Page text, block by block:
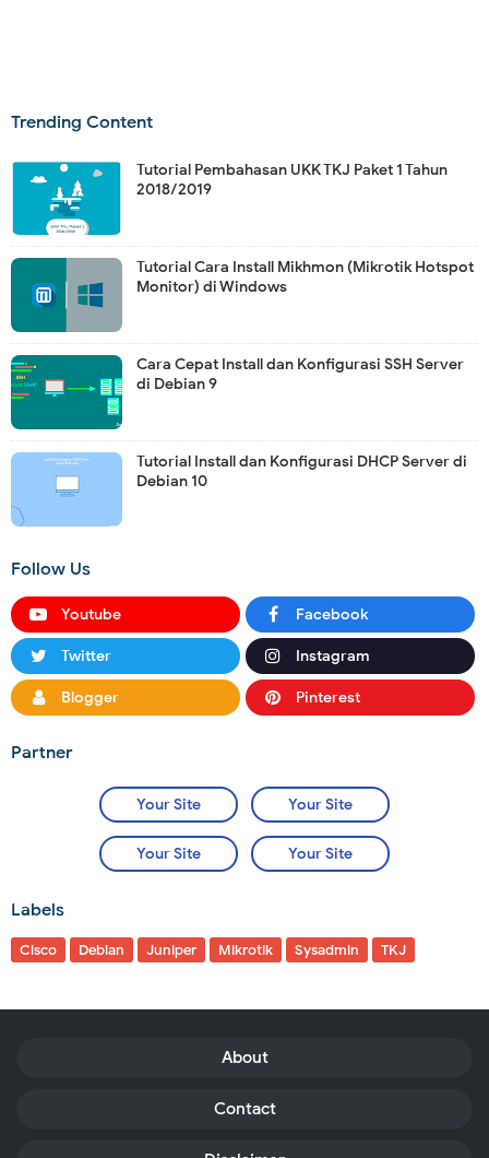
Trending Content
Tutorial Pembahasan UKK TKJ Paket 1 Tahun
2018/2019
Tutorial Cara Install Mikhmon (Mikrotik Hotspot
Monitor) di Windows
Cara Cepat Install dan Konfigurasi SSH Server
di Debian 9
Tutorial Install dan Konfigurasi DHCP Server di
Debian 10
Follow Us
Youtube Facebook
Twitter Instagram
Blogger Pinterest
Partner
Your Site Your Site
Your Site Your Site
Labels
Cisco Debian Juniper Mikrotik Sysadmin TKJ
About
Contact